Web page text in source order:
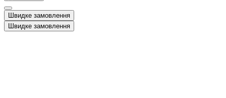
Швидке замовлення
Швидке замовлення